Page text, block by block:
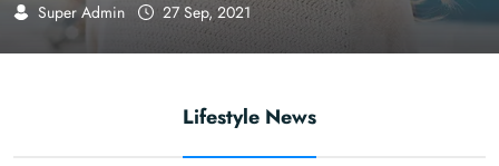
Super Admin 27 Sep, 2021
Lifestyle News